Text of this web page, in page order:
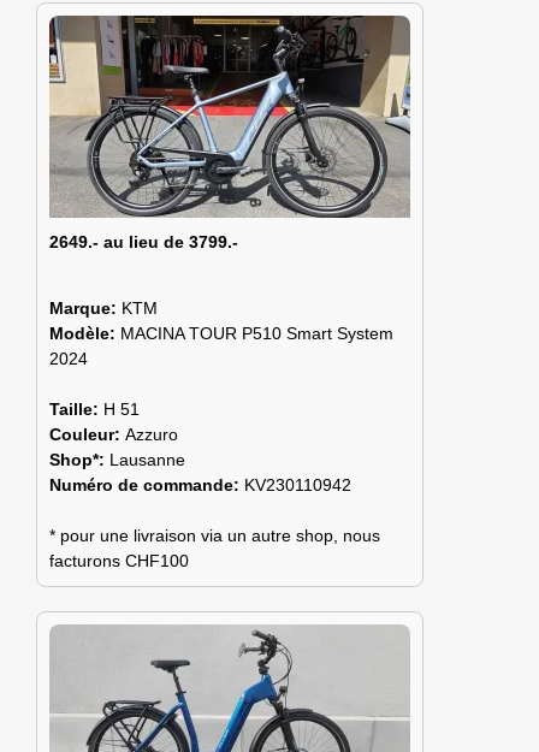
2649.- au lieu de 3799.-
Marque: KTM
Modèle: MACINA TOUR P510 Smart System
2024
Taille: H 51
Couleur: Azzuro
Shop*: Lausanne
Numéro de commande: KV230110942
* pour une livraison via un autre shop, nous
facturons CHF100